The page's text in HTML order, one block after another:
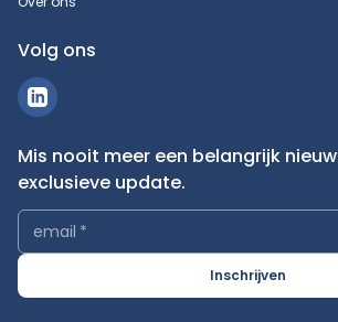
Volg ons
Mis nooit meer een belangrijk
exclusieve update.
email *
Inschrijven